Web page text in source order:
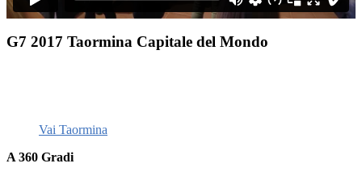
G7 2017 Taormina Capitale del Mondo
Vai Taormina
A 360 Gradi